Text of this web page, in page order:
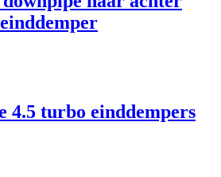
4.5 turbo einddempers